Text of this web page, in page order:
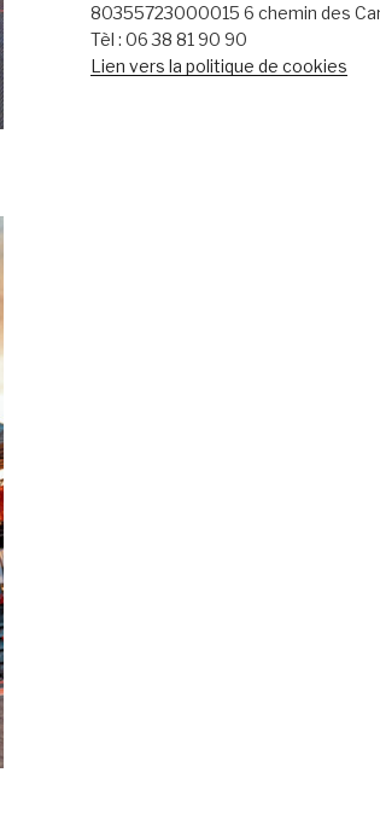
80355723000015 6 chemin des
Tèl : 06 38 81 90 90
Lien vers la politique de cookies